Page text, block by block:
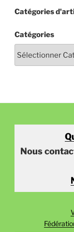
Catégories
Catégories
Nous